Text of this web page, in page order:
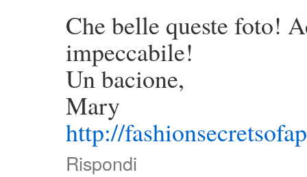
Che belle queste foto!
impeccabile!
Un bacione,
Mary
http://
Rispondi